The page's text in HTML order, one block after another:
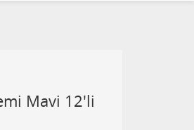
Mavi 12'li